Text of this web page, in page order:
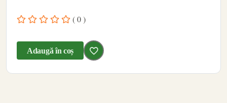
( 0 )
Adaugă în coș